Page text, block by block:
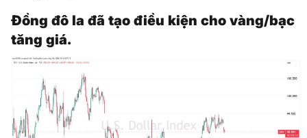
Đồng đô la đã tạo điều kiện cho vàng/bạc
tăng giá.